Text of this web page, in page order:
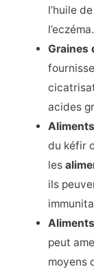
l’huile
l’eczéma.
Graines
acides
du kéfir
les
ils
peut
moyens